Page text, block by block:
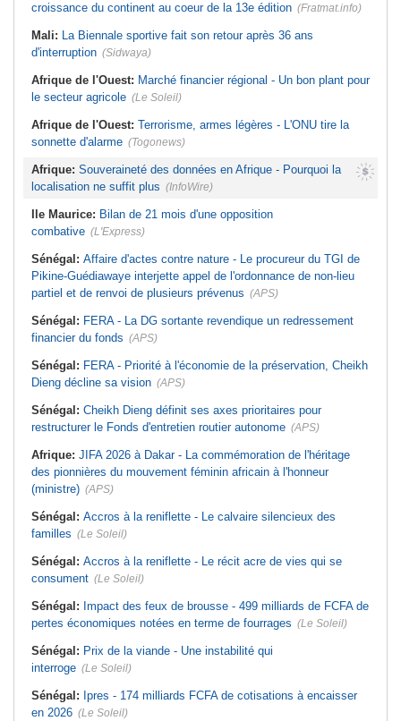
croissance du continent au coeur de la 13e édition (Fratmat.info)
Mali: La Biennale sportive fait son retour après 36 ans
d'interruption (Sidwaya)
Afrique de l'Ouest: Marché financier régional - Un bon plant pour
le secteur agricole (Le Soleil)
Afrique de l'Ouest: Terrorisme, armes légères - L'ONU tire la
sonnette d'alarme (Togonews)
Afrique: Souveraineté des données en Afrique - Pourquoi la
localisation ne suffit plus (InfoWire)
Ile Maurice: Bilan de 21 mois d'une opposition
combative (L'Express)
Sénégal: Affaire d'actes contre nature - Le procureur du TGI de
Pikine-Guédiawaye interjette appel de l'ordonnance de non-lieu
partiel et de renvoi de plusieurs prévenus (APS)
Sénégal: FERA - La DG sortante revendique un redressement
financier du fonds (APS)
Sénégal: FERA - Priorité à l'économie de la préservation, Cheikh
Dieng décline sa vision (APS)
Sénégal: Cheikh Dieng définit ses axes prioritaires pour
restructurer le Fonds d'entretien routier autonome (APS)
Afrique: JIFA 2026 à Dakar - La commémoration de l'héritage
des pionnières du mouvement féminin africain à l'honneur
(ministre) (APS)
Sénégal: Accros à la reniflette - Le calvaire silencieux des
familles (Le Soleil)
Sénégal: Accros à la reniflette - Le récit acre de vies qui se
consument (Le Soleil)
Sénégal: Impact des feux de brousse - 499 milliards de FCFA de
pertes économiques notées en terme de fourrages (Le Soleil)
Sénégal: Prix de la viande - Une instabilité qui
interroge (Le Soleil)
Sénégal: Ipres - 174 milliards FCFA de cotisations à encaisser
en 2026 (Le Soleil)